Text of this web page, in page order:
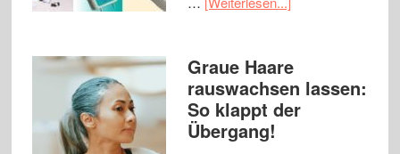
Graue Haare
rauswachsen lassen:
So klappt der
Übergang!